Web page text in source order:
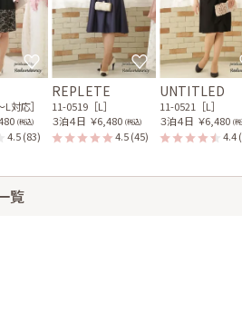
対応］
(税込)
4.5(83)
REPLETE
11-0519［L］
３泊４日 ￥6,480 (税込)
4.5(45)
UNTITLED
11-0521［L］
３泊４日 ￥6,480 (
4.4
覧